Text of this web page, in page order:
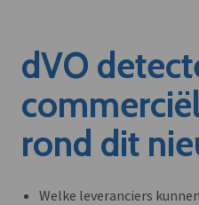
dVO
rond dit
Welke leveranciers